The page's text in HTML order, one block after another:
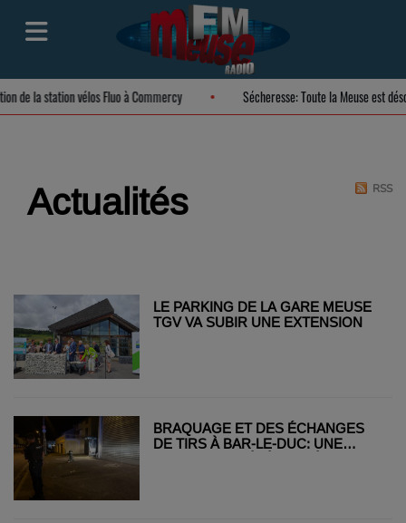
de la station vélos Fluo à Commercy Sécheresse: Toute la Meuse est
Actualités RSS
LE PARKING DE LA GARE MEUSE
TGV VA SUBIR UNE EXTENSION
BRAQUAGE ET DES ÉCHANGES
DE TIRS À BAR-LE-DUC: UNE